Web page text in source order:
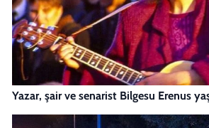
Yazar, şair ve senarist Bilgesu Erenus